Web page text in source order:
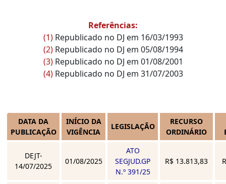
Referências:
(1)Republicado no DJ em 16/03/1993
(2)Republicado no DJ em 05/08/1994
(3)Republicado no DJ em 01/08/2001
(4)Republicado no DJ em 31/07/2003
DATA DA
PUBLICAÇÃO
INÍCIO DA
VIGÊNCIA
LEGISLAÇÃO
RECURSO
ORDINÁRIO
DEJT-
14/07/2025
01/08/2025
ATO
SEGJUD.GP
N.º 391/25
R$ 13.813,83